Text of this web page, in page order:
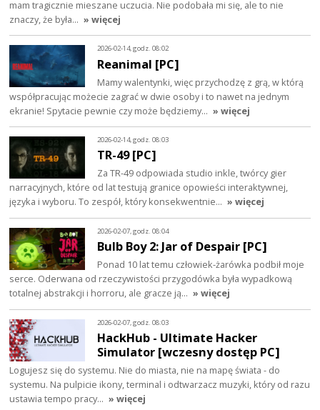
mam tragicznie mieszane uczucia. Nie podobała mi się, ale to nie
znaczy, że była… » więcej
2026-02-14, godz. 08:02
Reanimal [PC]
Mamy walentynki, więc przychodzę z grą, w którą
współpracując możecie zagrać w dwie osoby i to nawet na jednym
ekranie! Spytacie pewnie czy może będziemy… » więcej
2026-02-14, godz. 08:03
TR-49 [PC]
Za TR-49 odpowiada studio inkle, twórcy gier
narracyjnych, które od lat testują granice opowieści interaktywnej,
języka i wyboru. To zespół, który konsekwentnie… » więcej
2026-02-07, godz. 08:04
Bulb Boy 2: Jar of Despair [PC]
Ponad 10 lat temu człowiek-żarówka podbił moje
serce. Oderwana od rzeczywistości przygodówka była wypadkową
totalnej abstrakcji i horroru, ale gracze ją… » więcej
2026-02-07, godz. 08:03
HackHub - Ultimate Hacker
Simulator [wczesny dostęp PC]
Logujesz się do systemu. Nie do miasta, nie na mapę świata - do
systemu. Na pulpicie ikony, terminal i odtwarzacz muzyki, który od razu
ustawia tempo pracy… » więcej